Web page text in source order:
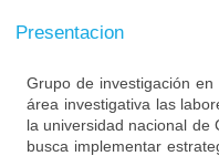
Presentacion
Grupo de investigación
área investigativa las
la universidad nacional de
busca implementar